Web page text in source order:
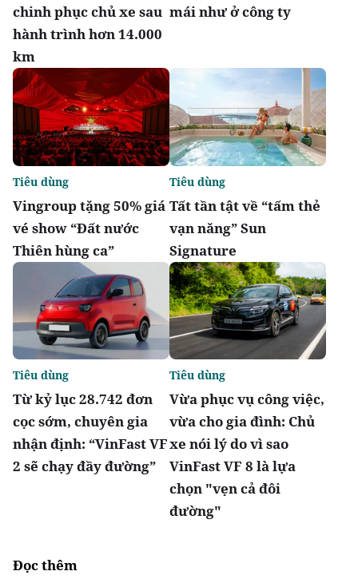
chinh phục chủ xe sau
hành trình hơn 14.000
km
mái như ở công ty
Vingroup tặng 50% giá
vé show “Đất nước
Thiên hùng ca”
Tiêu dùng
Tất tần tật về “tấm thẻ
vạn năng” Sun
Signature
Tiêu dùng
Từ kỷ lục 28.742 đơn
cọc sớm, chuyên gia
nhận định: “VinFast VF
2 sẽ chạy đầy đường”
Tiêu dùng
Vừa phục vụ công việc,
vừa cho gia đình: Chủ
xe nói lý do vì sao
VinFast VF 8 là lựa
chọn "vẹn cả đôi
đường"
Tiêu dùng
Đọc thêm